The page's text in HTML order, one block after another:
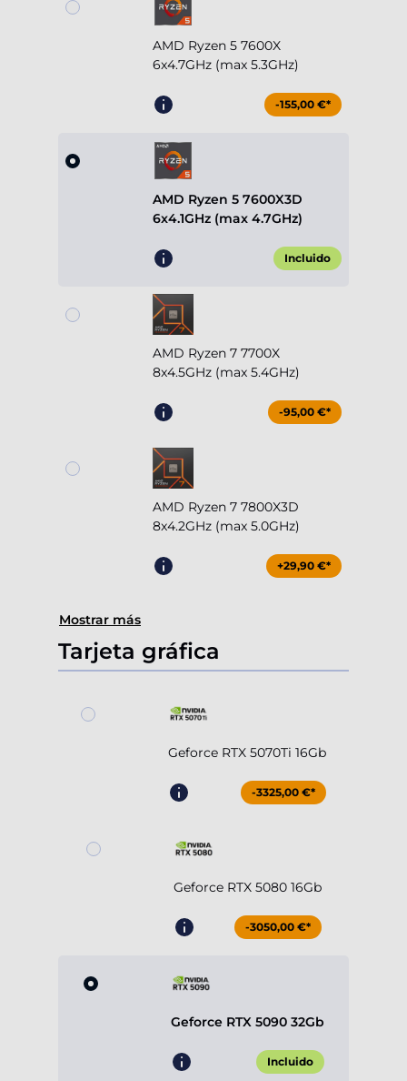
AMD Ryzen 5 7600X
6x4.7GHz (max 5.3GHz)
-155,00 €*
AMD Ryzen 5 7600X3D
6x4.1GHz (max 4.7GHz)
Incluido
AMD Ryzen 7 7700X
8x4.5GHz (max 5.4GHz)
-95,00 €*
AMD Ryzen 7 7800X3D
8x4.2GHz (max 5.0GHz)
+29,90 €*
Mostrar más
Tarjeta gráfica
Geforce RTX 5070Ti 16Gb
-3325,00 €*
Geforce RTX 5080 16Gb
-3050,00 €*
Geforce RTX 5090 32Gb
Incluido